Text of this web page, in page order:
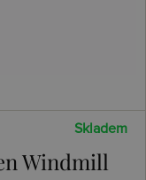
Skladem
Windmill